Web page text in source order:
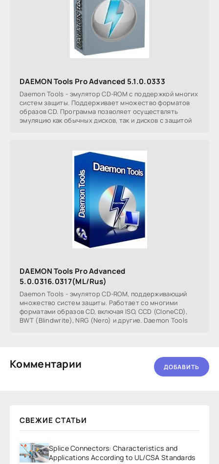
DAEMON Tools Pro Advanced 5.1.0.0333
Daemon Tools - эмулятор СD-ROM с поддержкой многих
систем защиты. Поддерживает множество форматов
образов CD. Программа позволяет осуществлять
эмуляцию как обычных дисков, так и дисков с защитой
DAEMON Tools Pro Advanced
5.0.0316.0317(ML/Rus)
Daemon Tools - эмулятор СD-ROM, поддерживающий
множество систем защиты. Работает со многими
форматами образов CD, включая ISO, CCD (CloneCD),
BWT (Blindwrite), NRG (Nero) и другие. Daemon Tools
Комментарии ДОБАВИТЬ
СВЕЖИЕ СТАТЬИ
Splice Connectors: Characteristics and
Applications According to UL/CSA Standards